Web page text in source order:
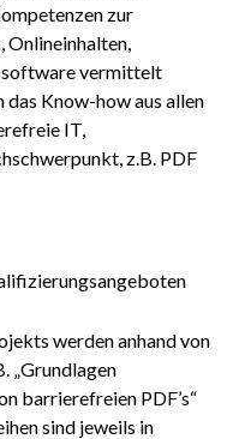
zur
Onlineinhalten,
vermittelt
Know-how aus allen
IT,
z.B. PDF
werden anhand von
„Grundlagen
barrierefreien PDF’s“
sind jeweils in